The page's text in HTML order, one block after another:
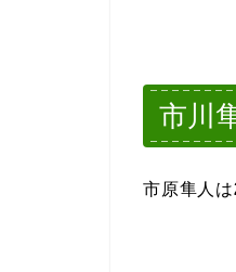
市川
市原隼人は